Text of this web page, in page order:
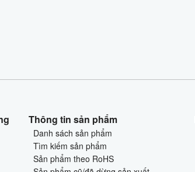
Thông tin sản phẩm
Danh sách sản phẩm
Tìm kiếm sản phẩm
Sản phẩm theo RoHS